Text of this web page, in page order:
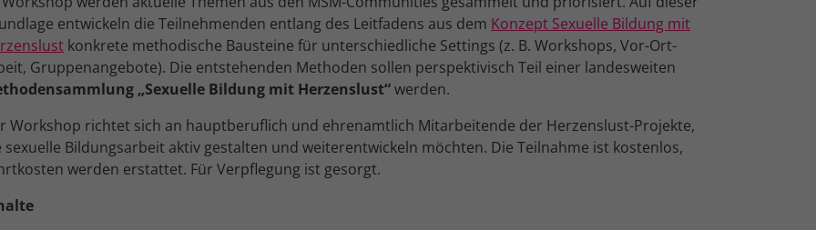
entwickeln die Teilnehmenden entlang des Leitfadens aus dem Konzept Sexuelle Bildung mit
konkrete methodische Bausteine für unterschiedliche Settings (z. B. Workshops, Vor-Ort-
Gruppenangebote). Die entstehenden Methoden sollen perspektivisch Teil einer landesweiten
„Sexuelle Bildung mit Herzenslust“werden.
Workshop richtet sich an hauptberuflich und ehrenamtlich Mitarbeitende der Herzenslust-Projekte,
sexuelle Bildungsarbeit aktiv gestalten und weiterentwickeln möchten. Die Teilnahme ist kostenlos,
werden erstattet. Für Verpflegung ist gesorgt.